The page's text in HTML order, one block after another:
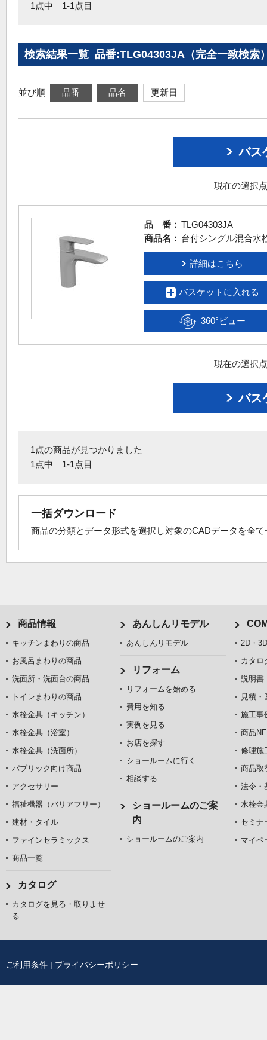
1点中 1-1点目
検索結果一覧 品番:TLG04303JA（完全一致検索
並び順 品番 品名 更新日
バス
現在の選択
品 番： TLG04303JA
商品名： 台付シングル混合水
詳細はこちら
バスケットに入れる
360°ビュー
現在の選択
バス
1点の商品が見つかりました
1点中 1-1点目
一括ダウンロード
商品の分類とデータ形式を選択し対象のCADデータを全
商品情報
キッチンまわりの商品
お風呂まわりの商品
洗面所・洗面台の商品
トイレまわりの商品
水栓金具（キッチン）
水栓金具（浴室）
水栓金具（洗面所）
パブリック向け商品
アクセサリー
福祉機器（バリアフリー）
建材・タイル
ファインセラミックス
商品一覧
カタログ
カタログを見る・取りよせ
る
あんしんリモデル
あんしんリモデル
リフォーム
リフォームを始める
費用を知る
実例を見る
お店を探す
ショールームに行く
相談する
ショールームのご案
内
ショールームのご案内
2D・
カタロ
説明書
見積・
施工事
商品
修理施
商品取
法令・
水栓金
セミナ
マイペ
ご利用条件 | プライバシーポリシー